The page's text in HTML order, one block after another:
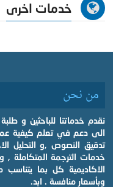
خدمات اخرى
من نحن
نقدم خدماتنا للباحثين و
الى دعم في تعلم كيفية
تدقيق النصوص ,و التحليل
خدمات الترجمة المتكاملة ,
الاكاديمية كل بما
وبأسعار منافسة . ابد.